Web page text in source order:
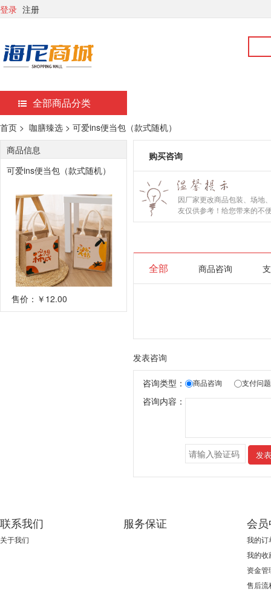
登录 注册
全部商品分类
首页 > 咖膳臻选 > 可爱ins便当包（款式随机）
购买咨询
因厂家更改商品包装、场地
友仅供参考！给您带来的不
全部 商品咨询
发表咨询
咨询类型： 商品咨询 支付问题
咨询内容：
发
商品信息
可爱ins便当包（款式随机）
售价： ￥12.00
联系我们
关于我们
服务保证 会
我的订
我的收
资金管
售后流